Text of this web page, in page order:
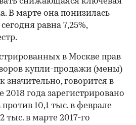
В марте она понизилась
равна 7,25%,
в Москве прав
купли-продажи (мены)
значительно, говорится в
года зарегистрировано
против 10,1 тыс. в феврале
тыс. в марте 2017-го